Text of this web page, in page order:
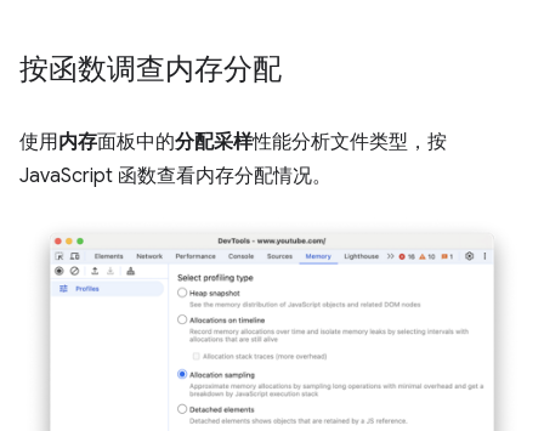
按函数调查内存分配
使用内存面板中的分配采样性能分析文件类型，按
JavaScript 函数查看内存分配情况。